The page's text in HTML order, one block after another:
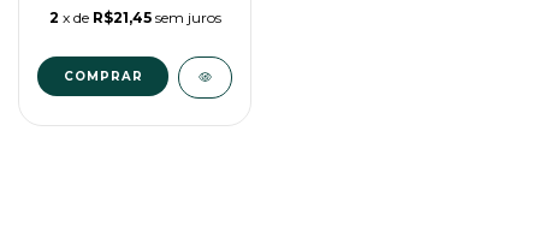
2 x de R$21,45 sem juros